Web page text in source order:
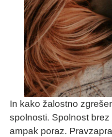
In kako žalostno
spolnosti. Spolnost
ampak poraz.